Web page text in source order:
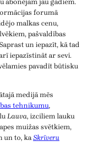
forumā
malkas cenu,
pašvaldības
un iepazīt, kā tad
iepazīstināt ar sevi.
pavadīt būtisku
medijā mēs
tehnikumu,
Lauva, izciliem lauku
muižas svētkiem,
un to, kaSkrīveru